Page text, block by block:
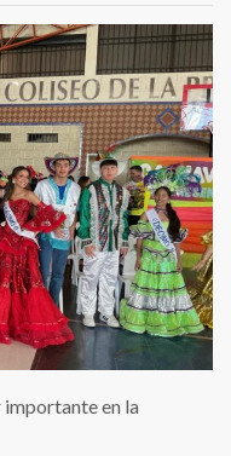
en la